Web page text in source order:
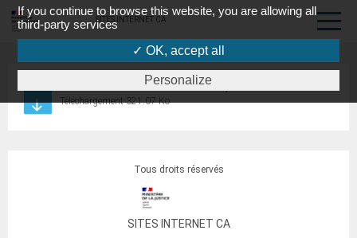
SITES INTERNET CA
formulaire indemnisation terrorisme ayant droit
Téléchargement 321.07 Ko
SITES INTERNET CA
Tous droits réservés
If you continue to browse this website, you are allowing all
third-party services
✓ OK, accept all
Personalize